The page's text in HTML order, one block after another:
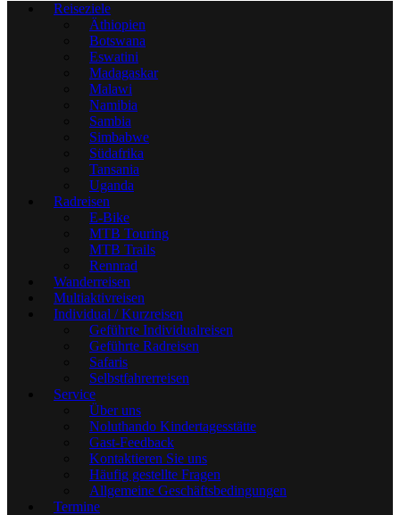
Reiseziele
Äthiopien
Botswana
Eswatini
Madagaskar
Malawi
Namibia
Sambia
Simbabwe
Südafrika
Tansania
Uganda
Radreisen
E-Bike
MTB Touring
MTB Trails
Rennrad
Wanderreisen
Multiaktivreisen
Individual / Kurzreisen
Geführte Individualreisen
Geführte Radreisen
Safaris
Selbstfahrerreisen
Service
Über uns
Noluthando Kindertagesstätte
Gast-Feedback
Kontaktieren Sie uns
Häufig gestellte Fragen
Allgemeine Geschäftsbedingungen
Termine